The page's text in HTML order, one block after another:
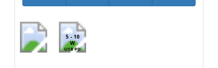
5 - 10
W
USB PD